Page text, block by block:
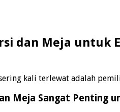
dan Meja untuk
kali terlewat adalah
Meja Sangat Penting